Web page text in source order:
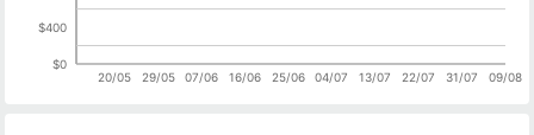
20/05 29/05 07/06 16/06 25/06 04/07 13/07 22/07 31/07 09/08
$0
$400